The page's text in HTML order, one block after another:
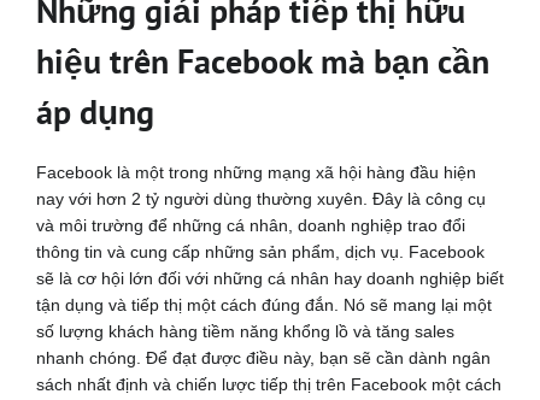
Những giải pháp tiếp thị hữu
hiệu trên Facebook mà bạn cần
áp dụng
Facebook là một trong những mạng xã hội hàng đầu hiện
nay với hơn 2 tỷ người dùng thường xuyên. Đây là công cụ
và môi trường để những cá nhân, doanh nghiệp trao đổi
thông tin và cung cấp những sản phẩm, dịch vụ. Facebook
sẽ là cơ hội lớn đối với những cá nhân hay doanh nghiệp biết
tận dụng và tiếp thị một cách đúng đắn. Nó sẽ mang lại một
số lượng khách hàng tiềm năng khổng lồ và tăng sales
nhanh chóng. Để đạt được điều này, bạn sẽ cần dành ngân
sách nhất định và chiến lược tiếp thị trên Facebook một cách